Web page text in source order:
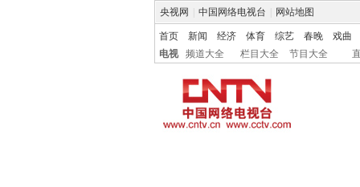
央视网 中国网络电视台 网站地图
首页 新闻 经济 体育 综艺 春晚
戏曲
电视
频道大全 栏目大全 节目大全